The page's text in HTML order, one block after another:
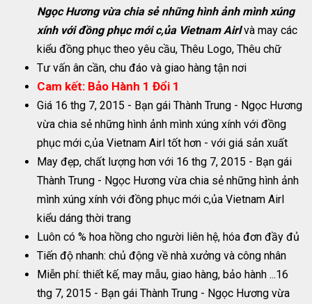
Ngọc Hương vừa chia sẻ những hình ảnh mình xúng
xính với đồng phục mới c,ủa Vietnam Airlvà may các
kiểu đồng phục theo yêu cầu, Thêu Logo, Thêu chữ
Tư vấn ân cần, chu đáo và giao hàng tận nơi
Cam kết: Bảo Hành 1 Đổi 1
Giá 16 thg 7, 2015 - Bạn gái Thành Trung - Ngọc Hương
vừa chia sẻ những hình ảnh mình xúng xính với đồng
phục mới c,ủa Vietnam Airl tốt hơn - với giá sản xuất
May đẹp, chất lượng hơn với 16 thg 7, 2015 - Bạn gái
Thành Trung - Ngọc Hương vừa chia sẻ những hình ảnh
mình xúng xính với đồng phục mới c,ủa Vietnam Airl
kiểu dáng thời trang
Luôn có % hoa hồng cho người liên hệ, hóa đơn đầy đủ
Tiến độ nhanh: chủ động về nhà xưởng và công nhân
Miễn phí: thiết kế, may mẫu, giao hàng, bảo hành ...16
thg 7, 2015 - Bạn gái Thành Trung - Ngọc Hương vừa